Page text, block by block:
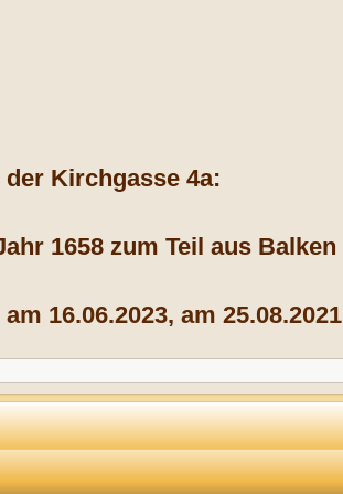
Kirchgasse 4a:
1658 zum Teil aus Balken
16.06.2023, am 25.08.2021